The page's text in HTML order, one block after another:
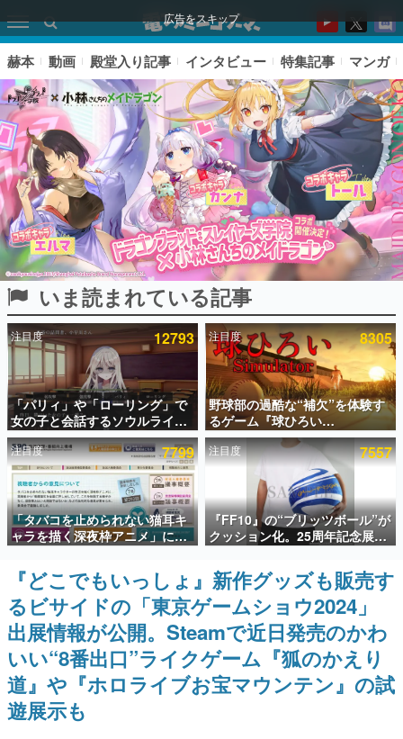
広告をスキップ
ピックアップ
電ファミのいま読まれている記事ランキング
アプリセール情報
インタビュー
連載・特集一覧
殿堂入り記事
SNS拡散数が数千以上！ ページビュー数万以上！ などな
ど。多くの人々に読まれた、電ファミ渾身の“殿堂入り”記
事をまとめました。
ゲームの企画書
名作ゲームクリエイターの方々に製作時のエピソードをお
聞きし、ヒットする企画（ゲーム）とは何か？を探ってい
きます。
赫本
この物語を解いてはいけない。『赫本』は、〈試験問題〉
の形をした短編ホラー小説集です。
赫本 動画 殿堂入り記事 インタビュー 特集記事 マンガ
いま読まれている記事
注目度 12793
「パリィ」や「ローリング」で
女の子と会話するソウルライク
恋愛ゲーム『小早川さんはソウ
ルライク』無料公開。返事に失
敗すると「YOU DIED」
注目度 8305
野球部の過酷な“補欠”を体験す
るゲーム『球ひろい
Simulator』が「1件」のウィッ
シュリストをもとにチェコ語に
対応しSNSで話題に。『キング
ダム・カム』開発元やチェコの
プロ野球選手から称賛の声
注目度 7799
「タバコを止められない猫耳キ
ャラを描く深夜枠アニメ」に視
聴者の一部から批判意見。違法
薬物の使用と思しき描写も含め
て、BPOが議論を交わす
注目度 7557
『FF10』の“ブリッツボール”が
クッション化。25周年記念展
「FINAL FANTASY X
MUSEUM-幻光の記憶-」のグッ
ズ情報が一部公開
『どこでもいっしょ』新作グッズも販売す
るビサイドの「東京ゲームショウ2024」
出展情報が公開。Steamで近日発売のかわ
いい“8番出口”ライクゲーム『狐のかえり
道』や『ホロライブお宝マウンテン』の試
遊展示も